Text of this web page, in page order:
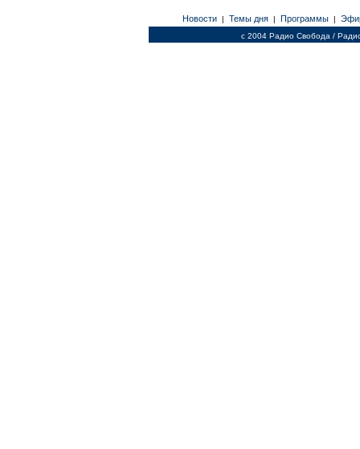
Новости | Темы дня | Программы |
c 2004 Радио Свобода /